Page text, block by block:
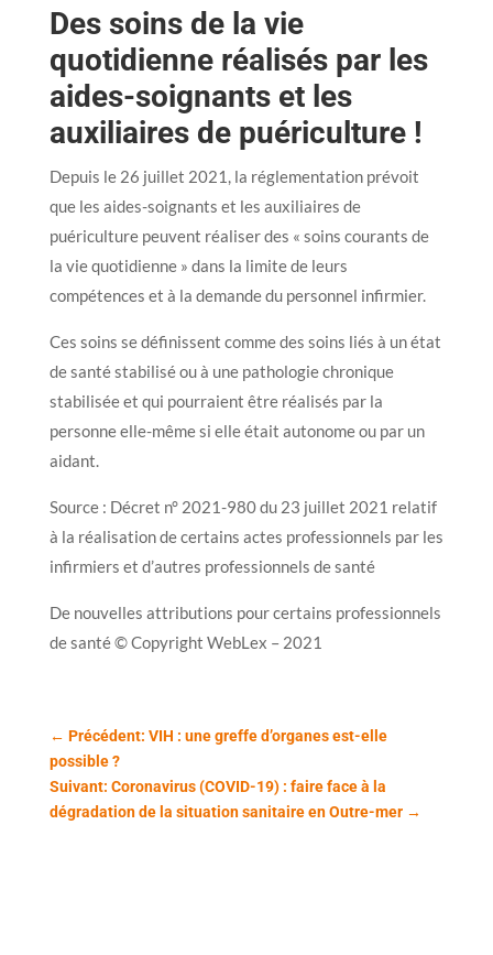
Des soins de la vie
quotidienne réalisés par les
aides-soignants et les
auxiliaires de puériculture !
Depuis le 26 juillet 2021, la réglementation prévoit
que les aides-soignants et les auxiliaires de
puériculture peuvent réaliser des « soins courants de
la vie quotidienne » dans la limite de leurs
compétences et à la demande du personnel infirmier.
Ces soins se définissent comme des soins liés à un état
de santé stabilisé ou à une pathologie chronique
stabilisée et qui pourraient être réalisés par la
personne elle-même si elle était autonome ou par un
aidant.
Source : Décret n° 2021-980 du 23 juillet 2021 relatif
à la réalisation de certains actes professionnels par les
infirmiers et d’autres professionnels de santé
De nouvelles attributions pour certains professionnels
de santé © Copyright WebLex – 2021
← Précédent: VIH : une greffe d’organes est-elle
possible ?
Suivant: Coronavirus (COVID-19) : faire face à la
dégradation de la situation sanitaire en Outre-mer→